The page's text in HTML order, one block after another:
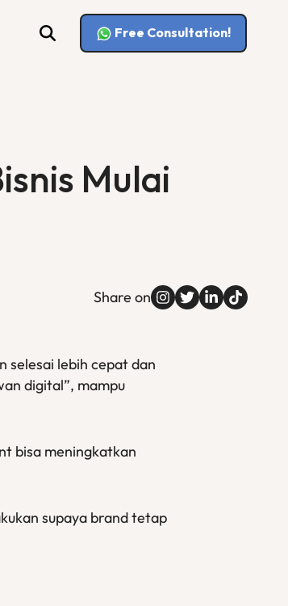
Free Consultation!
Mulai
Share on
selesai lebih cepat dan
digital”, mampu
bisa meningkatkan
supaya brand tetap